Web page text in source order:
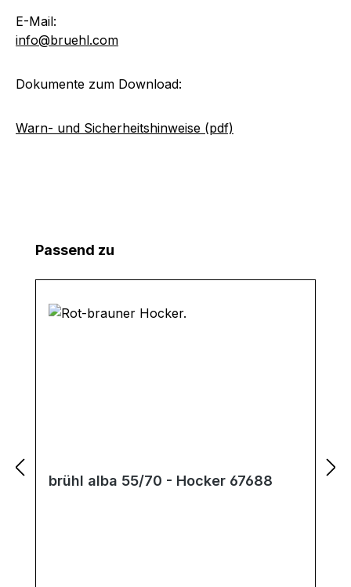
E-Mail:
info@bruehl.com
Dokumente zum Download:
Warn- und Sicherheitshinweise (pdf)
Produktgalerie überspringen
Passend zu
brühl alba 55/70 - Hocker 67688